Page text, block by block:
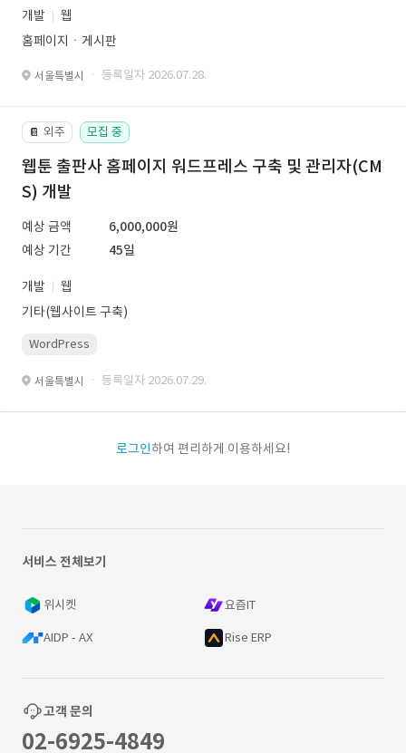
개발
웹
홈페이지ㆍ게시판
서울특별시 · 등록일자 2026.07.28.
📔 외주 모집 중
웹툰 출판사 홈페이지 워드프레스 구축 및 관리자(CM
S) 개발
예상 금액
6,000,000원
예상 기간
45일
개발
웹
기타(웹사이트 구축)
WordPress
서울특별시 · 등록일자 2026.07.29.
로그인하여 편리하게 이용하세요!
서비스 전체보기
위시켓 요즘IT
AIDP - AX Rise ERP
고객 문의
02-6925-4849